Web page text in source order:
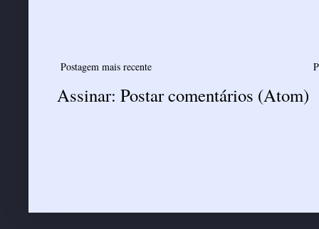
Postagem mais recente
Assinar: Postar comentários (Atom)